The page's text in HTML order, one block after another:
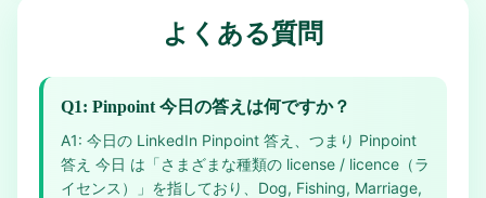
よくある質問
Q1: Pinpoint 今日の答えは何ですか？
A1: 今日の LinkedIn Pinpoint 答え、つまり Pinpoint
答え 今日 は「さまざまな種類の license / licence（ラ
イセンス）」を指しており、Dog, Fishing, Marriage,